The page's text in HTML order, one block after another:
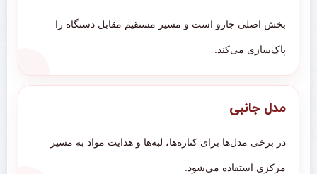
بخش اصلی جارو است و مسیر مستقیم مقابل دستگاه را
پاک‌سازی می‌کند.
مدل جانبی
در برخی مدل‌ها برای کناره‌ها، لبه‌ها و هدایت مواد به مسیر
مرکزی استفاده می‌شود.